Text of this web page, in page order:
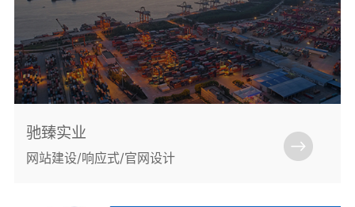
驰臻实业
网站建设/响应式/官网设计